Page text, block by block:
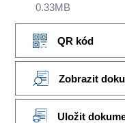
0.33MB
QR kód
Zobrazit
Uložit